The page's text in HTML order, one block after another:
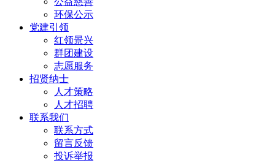
环保公示
党建引领
红领景兴
群团建设
志愿服务
招贤纳士
人才策略
人才招聘
联系我们
联系方式
留言反馈
投诉举报